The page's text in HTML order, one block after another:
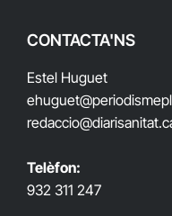
CONTACTA'NS
Estel Huguet
ehuguet
Telèfon:
932 311 247